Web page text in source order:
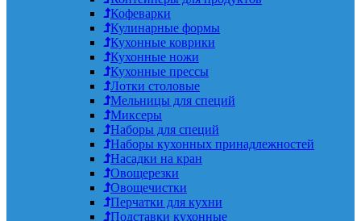
Кофеварки
Кулинарные формы
Кухонные коврики
Кухонные ножи
Кухонные прессы
Лотки столовые
Мельницы для специй
Миксеры
Наборы для специй
Наборы кухонных принадлежностей
Насадки на кран
Овощерезки
Овощечистки
Перчатки для кухни
Подставки кухонные